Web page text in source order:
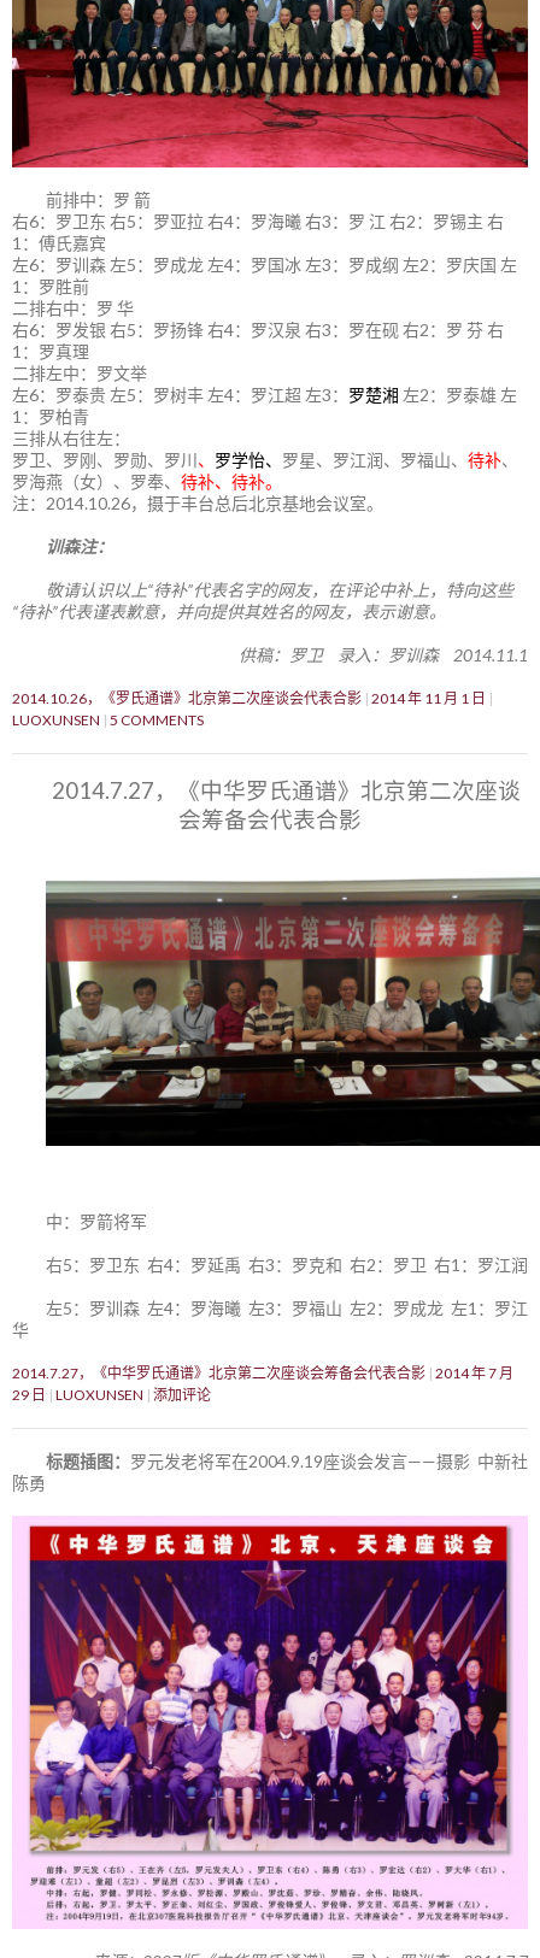
前排中：罗 箭
右6：罗卫东 右5：罗亚拉 右4：罗海曦 右3：罗 江 右2：罗锡主 右
1：傅氏嘉宾
左6：罗训森 左5：罗成龙 左4：罗国冰 左3：罗成纲 左2：罗庆国 左
1：罗胜前
二排右中：罗 华
右6：罗发银 右5：罗扬锋 右4：罗汉泉 右3：罗在砚 右2：罗 芬 右
1：罗真理
二排左中：罗文举
左6：罗泰贵 左5：罗树丰 左4：罗江超 左3： 罗楚湘 左2：罗泰雄 左
1：罗柏青
三排从右往左：
罗卫、罗刚、罗勋、罗川 、 罗学怡、 罗星、罗江润、罗福山、 待补、
罗海燕（女）、罗奉、 待补、待补。
注：2014.10.26，摄于丰台总后北京基地会议室。
训森注：
敬请认识以上“待补”代表名字的网友，在评论中补上，特向这些
“待补”代表谨表歉意，并向提供其姓名的网友，表示谢意。
供稿：罗卫 录入：罗训森 2014.11.1
2014.10.26，《罗氏通谱》北京第二次座谈会代表合影 2014 年 11 月 1 日
LUOXUNSEN 5 COMMENTS
2014.7.27，《中华罗氏通谱》北京第二次座谈
会筹备会代表合影
中：罗箭将军
右5：罗卫东 右4：罗延禹 右3：罗克和 右2：罗卫 右1：罗江润
左5：罗训森 左4：罗海曦 左3：罗福山 左2：罗成龙 左1：罗江
华
2014.7.27，《中华罗氏通谱》北京第二次座谈会筹备会代表合影 2014 年 7 月
29 日
LUOXUNSEN 添加评论
标题插图： 罗元发老将军在2004.9.19座谈会发言——摄影 中新社
陈勇